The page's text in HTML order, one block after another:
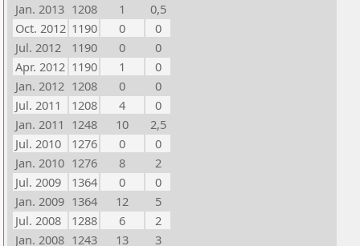
Jan. 2013 1208 1
0,5
Oct. 2012 1190 0
0
Jul. 2012
1190 0
0
Apr. 2012 1190 1
0
Jan. 2012 1208 0
0
Jul. 2011
1208 4
0
Jan. 2011 1248 10
2,5
Jul. 2010
1276 0
0
Jan. 2010 1276 8
2
Jul. 2009
1364 0
0
Jan. 2009 1364 12
5
Jul. 2008
1288 6
2
Jan. 2008 1243 13 3